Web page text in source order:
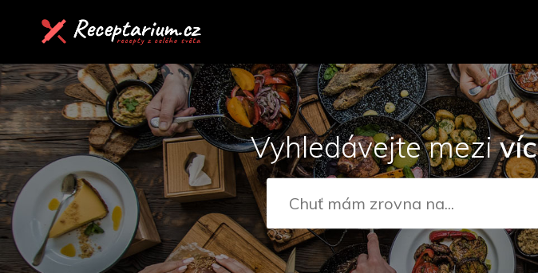
Vyhledávejte mezi